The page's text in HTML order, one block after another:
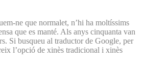
ne que normalet, n’hi ha moltíssims
que es manté. Als anys cinquanta van
Si busqueu al traductor de Google, per
l’opció de xinès tradicional i xinès